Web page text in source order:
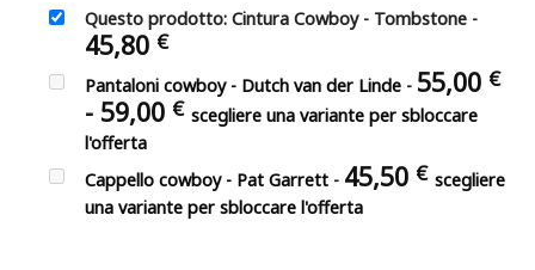
45,80 €.38,93 €.
Questo prodotto: Cintura Cowboy - Tombstone -
45,80 €
Pantaloni cowboy - Dutch van der Linde - 55,00 €
- 59,00 €Fascia
da
55,00 €
scegliere una variante per sbloccare
l'offerta
Cappello cowboy - Pat Garrett - 45,50 € scegliere
una variante per sbloccare l'offerta